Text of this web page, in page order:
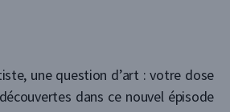
une question d’art : votre dose
dans ce nouvel épisode